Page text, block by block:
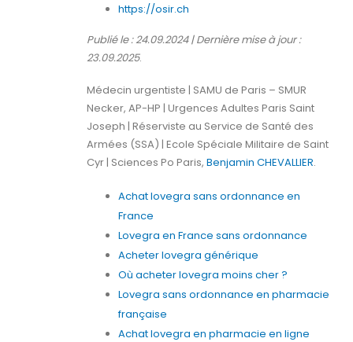
https://osir.ch
Publié le : 24.09.2024 | Dernière mise à jour :
23.09.2025.
Médecin urgentiste | SAMU de Paris – SMUR
Necker, AP-HP | Urgences Adultes Paris Saint
Joseph | Réserviste au Service de Santé des
Armées (SSA) | Ecole Spéciale Militaire de Saint
Cyr | Sciences Po Paris, Benjamin CHEVALLIER.
Achat lovegra sans ordonnance en
France
Lovegra en France sans ordonnance
Acheter lovegra générique
Où acheter lovegra moins cher ?
Lovegra sans ordonnance en pharmacie
française
Achat lovegra en pharmacie en ligne